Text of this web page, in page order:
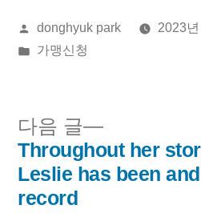
올
린
donghyuk park
2023
게
가맹신청
글
내
다음 글
다
음
글:
Throughout her
Leslie has been
record